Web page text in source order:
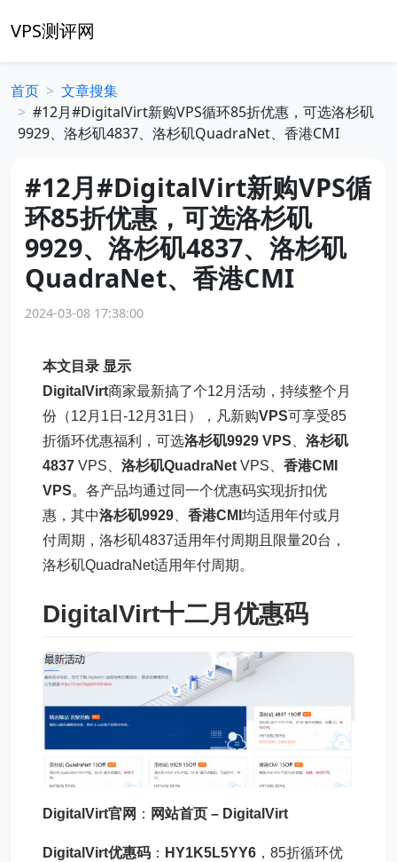
VPS测评网
首页
文章搜集
#12月#DigitalVirt新购VPS循环85折优惠，可选洛杉矶
9929、洛杉矶4837、洛杉矶QuadraNet、香港CMI
#12月#DigitalVirt新购VPS循
环85折优惠，可选洛杉矶
9929、洛杉矶4837、洛杉矶
QuadraNet、香港CMI
2024-03-08 17:38:00
本文目录 显示
DigitalVirt商家最新搞了个12月活动，持续整个月
份（12月1日-12月31日），凡新购VPS可享受85
折循环优惠福利，可选洛杉矶9929 VPS
洛杉矶
4837 VPS、 洛杉矶QuadraNet VPS、 香港CMI
VPS。各产品均通过同一个优惠码实现折扣优
惠，其中洛杉矶9929 香港CMI 均适用年付或月
付周期，洛杉矶4837适用年付周期且限量20台，
洛杉矶QuadraNet适用年付周期。
DigitalVirt十二月优惠码
DigitalVirt官网 ： 网站首页 – DigitalVirt
DigitalVirt优惠码 ： HY1K5L5YY6 ，85折循环优